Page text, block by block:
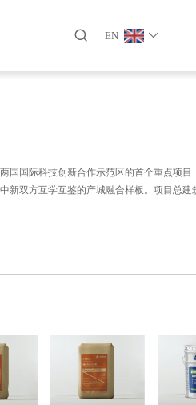
EN
国国际科技创新合作示范区的首个重点项目
新双方互学互鉴的产城融合样板。项目总建